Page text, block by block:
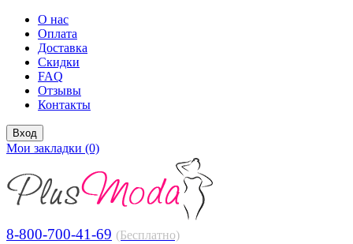
О нас
Оплата
Доставка
Скидки
FAQ
Отзывы
Контакты
Вход
Мои закладки (0)
8-800-700-41-69 (Бесплатно)